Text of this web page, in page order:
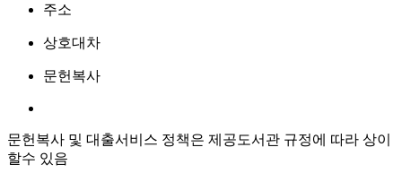
주소
상호대차
문헌복사
문헌복사 및 대출서비스 정책은 제공도서관 규정에 따라 상이
할수 있음